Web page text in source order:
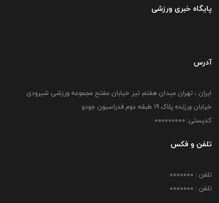
پایگاه خبری ورزشی
آدرس
ایران ، تهران میدان هفتم تیر خیابان مفتح مجموعه ورزشی شیرودی
خیابان ورزنده پلاک ۱۹ طبقه دوم فدراسیون جودو
کدپستی: 000000000
تلفن و فکس
تلفن : 0000000
تلفن : 0000000